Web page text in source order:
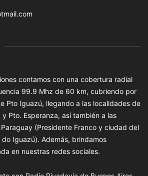
contamos con una cobertura radial
99.9 Mhz de 60 km, cubriendo por
Pto Iguazú, llegando a las localidades de
Pto. Esperanza, así también a las
(Presidente Franco y ciudad del
do Iguazú). Además, brindamos
en nuestras redes sociales.